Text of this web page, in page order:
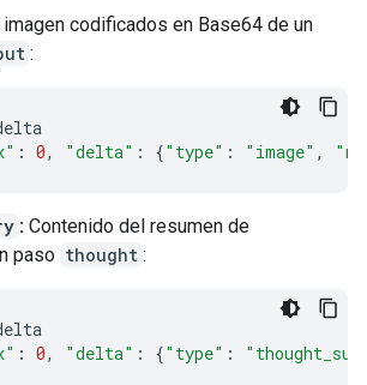
codificados en Base64 de un
:
: 0, "delta" : {"type" : "image" ,
: Contenido del resumen de
paso thought :
: 0, "delta" : {"type" :